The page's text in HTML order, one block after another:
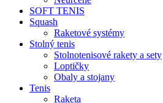
SOFT TENIS
Squash
Raketové systémy
Stolný tenis
Stolnotenisové rakety a sety
Loptičky
Obaly a stojany
Tenis
Raketa